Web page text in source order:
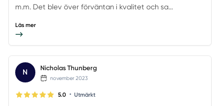
m.m. Det blev över förväntan i kvalitet och sa...
Läs mer
N Nicholas Thunberg
november 2023
5.0 • Utmärkt